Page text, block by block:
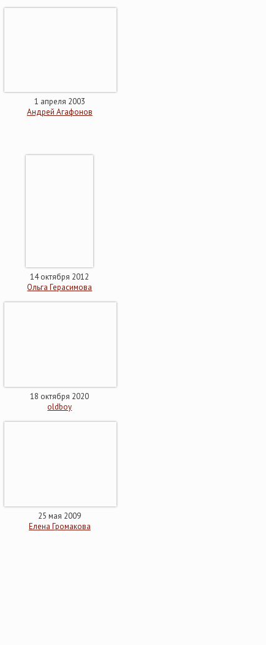
1 апреля 2003
Андрей Агафонов
14 октября 2012
Ольга Герасимова
18 октября 2020
oldboy
25 мая 2009
Елена Громакова